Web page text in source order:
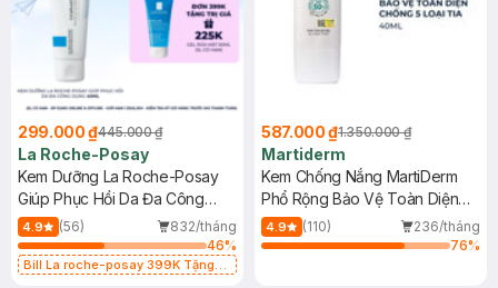
299.000 ₫445.000 ₫
La Roche-Posay
Kem Dưỡng La Roche-Posay
Giúp Phục Hồi Da Đa Công
Dụng 40ml
4.9 (56)
832/tháng
46%
Bill La roche-posay 399K Tặng
587.000 ₫1.350.000 ₫
Martiderm
Kem Chống Nắng MartiDerm
Phổ Rộng Bảo Vệ Toàn Diện
40ml
4.9 (110)
236/tháng
76%